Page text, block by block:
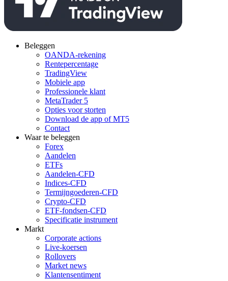
Beleggen
OANDA-rekening
Rentepercentage
TradingView
Mobiele app
Professionele klant
MetaTrader 5
Opties voor storten
Download de app of MT5
Contact
Waar te beleggen
Forex
Aandelen
ETFs
Aandelen-CFD
Indices-CFD
Termijngoederen-CFD
Crypto-CFD
ETF-fondsen-CFD
Specificatie instrument
Markt
Corporate actions
Live-koersen
Rollovers
Market news
Klantensentiment